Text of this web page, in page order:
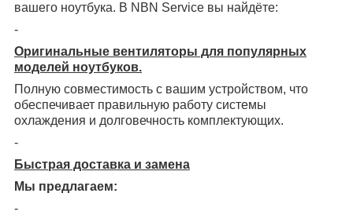
вашего ноутбука. В NBN Service вы найдёте:
-
Оригинальные вентиляторы для популярных
моделей ноутбуков.
Полную совместимость с вашим устройством, что
обеспечивает правильную работу системы
охлаждения и долговечность комплектующих.
-
Быстрая доставка и замена
Мы предлагаем:
-